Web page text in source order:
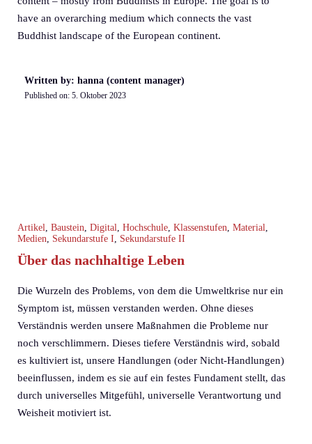
have an overarching medium which connects the vast
Buddhist landscape of the European continent.
Written by: hanna (content manager)
Published on: 5. Oktober 2023
Artikel, Baustein, Digital, Hochschule, Klassenstufen, Material,
Medien, Sekundarstufe I, Sekundarstufe II
Über das nachhaltige Leben
Die Wurzeln des Problems, von dem die Umweltkrise nur ein
Symptom ist, müssen verstanden werden. Ohne dieses
Verständnis werden unsere Maßnahmen die Probleme nur
noch verschlimmern. Dieses tiefere Verständnis wird, sobald
es kultiviert ist, unsere Handlungen (oder Nicht-Handlungen)
beeinflussen, indem es sie auf ein festes Fundament stellt, das
durch universelles Mitgefühl, universelle Verantwortung und
Weisheit motiviert ist.